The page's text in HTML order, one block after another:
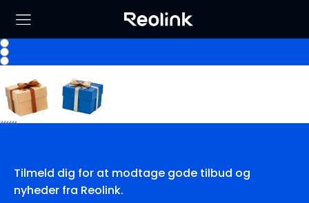
Tilmeld dig for at modtage gode tilbud og
nyheder fra Reolink.